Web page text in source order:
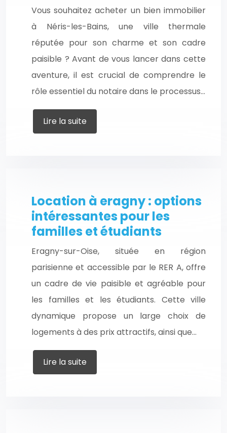
Vous souhaitez acheter un bien immobilier
à Néris-les-Bains, une ville thermale
réputée pour son charme et son cadre
paisible ? Avant de vous lancer dans cette
aventure, il est crucial de comprendre le
rôle essentiel du notaire dans le processus…
Lire la suite
Location à eragny : options
intéressantes pour les
familles et étudiants
Eragny-sur-Oise, située en région
parisienne et accessible par le RER A, offre
un cadre de vie paisible et agréable pour
les familles et les étudiants. Cette ville
dynamique propose un large choix de
logements à des prix attractifs, ainsi que…
Lire la suite